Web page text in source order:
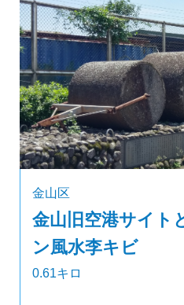
金山区
金山旧空港サイト
ン風水李キビ
0.61キロ